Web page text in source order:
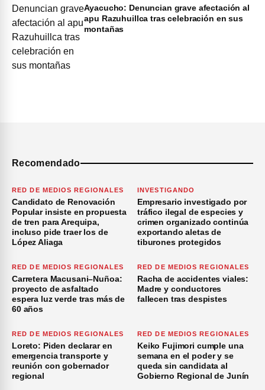
Ayacucho: Denuncian grave afectación al
apu Razuhuillca tras celebración en sus
montañas
Recomendado
RED DE MEDIOS REGIONALES
Candidato de Renovación
Popular insiste en propuesta
de tren para Arequipa,
incluso pide traer los de
López Aliaga
INVESTIGANDO
Empresario investigado por
tráfico ilegal de especies y
crimen organizado continúa
exportando aletas de
tiburones protegidos
RED DE MEDIOS REGIONALES
Carretera Macusani–Nuñoa:
proyecto de asfaltado
espera luz verde tras más de
60 años
RED DE MEDIOS REGIONALES
Racha de accidentes viales:
Madre y conductores
fallecen tras despistes
RED DE MEDIOS REGIONALES
Loreto: Piden declarar en
emergencia transporte y
reunión con gobernador
regional
RED DE MEDIOS REGIONALES
Keiko Fujimori cumple una
semana en el poder y se
queda sin candidata al
Gobierno Regional de Junín